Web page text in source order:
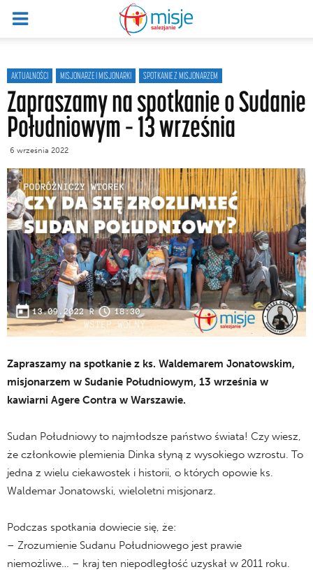
AKTUALNOŚCI MISJONARZE I MISJONARKI SPOTKANIE Z MISJONARZEM
Zapraszamy na spotkanie o Sudanie
Południowym – 13 września
6 września 2022
Zapraszamy na spotkanie z ks. Waldemarem Jonatowskim,
misjonarzem w Sudanie Południowym, 13 września w
kawiarni Agere Contra w Warszawie.
Sudan Południowy to najmłodsze państwo świata! Czy wiesz,
że członkowie plemienia Dinka słyną z wysokiego wzrostu. To
jedna z wielu ciekawostek i historii, o których opowie ks.
Waldemar Jonatowski, wieloletni misjonarz.
Podczas spotkania dowiecie się, że:
– Zrozumienie Sudanu Południowego jest prawie
niemożliwe… – kraj ten niepodległość uzyskał w 2011 roku.